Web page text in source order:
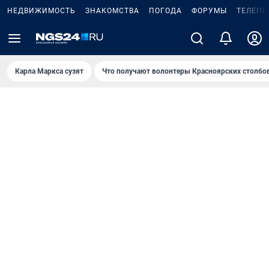
НЕДВИЖИМОСТЬ ЗНАКОМСТВА ПОГОДА ФОРУМЫ
Карла Маркса сузят Что получают волонтеры Красноярских